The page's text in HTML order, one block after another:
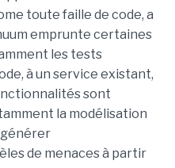
toute faille de code, a
emprunte certaines
les tests
à un service existant,
sont
la modélisation
générer
de menaces à partir